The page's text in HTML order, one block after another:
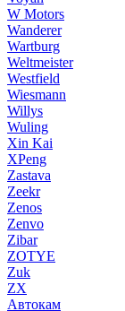
W Motors
Wanderer
Wartburg
Weltmeister
Westfield
Wiesmann
Willys
Wuling
Xin Kai
XPeng
Zastava
Zeekr
Zenos
Zenvo
Zibar
ZOTYE
Zuk
ZX
Автокам